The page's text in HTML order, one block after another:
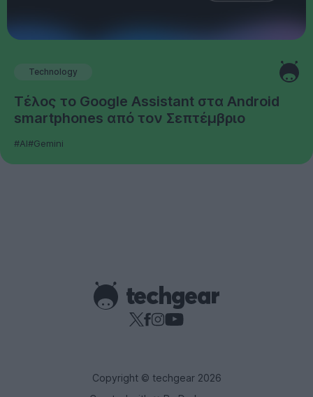
Technology
Τέλος το Google Assistant στα Android
smartphones από τον Σεπτέμβριο
#AI#Gemini
Copyright © techgear 2026